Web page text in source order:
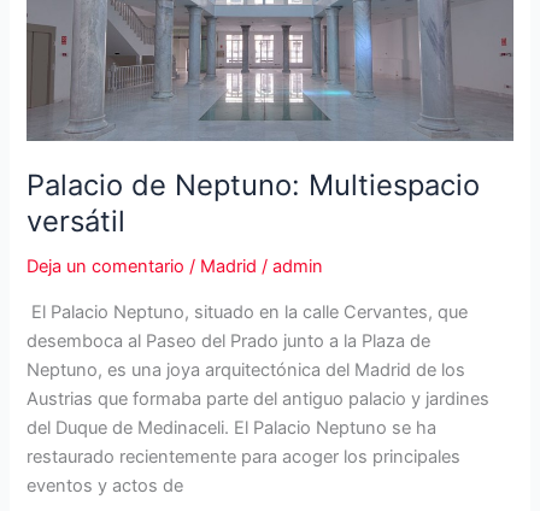
Palacio de Neptuno: Multiespacio
versátil
Deja un comentario / Madrid /admin
El Palacio Neptuno, situado en la calle Cervantes, que
desemboca al Paseo del Prado junto a la Plaza de
Neptuno, es una joya arquitectónica del Madrid de los
Austrias que formaba parte del antiguo palacio y jardines
del Duque de Medinaceli. El Palacio Neptuno se ha
restaurado recientemente para acoger los principales
eventos y actos de